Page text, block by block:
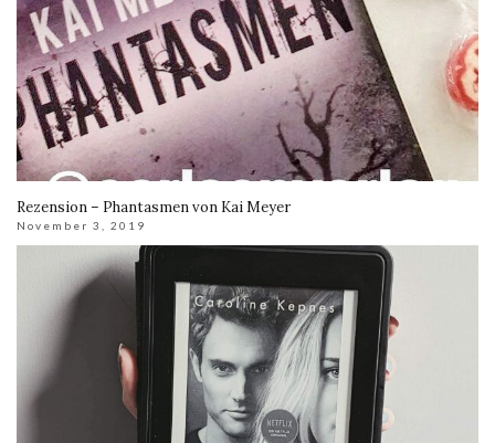
Rezension – Phantasmen von Kai Meyer
November 3, 2019